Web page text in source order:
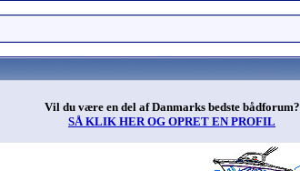
Vil du være en del af Danmarks bedste bådforum?
SÅ KLIK HER OG OPRET EN PROFIL